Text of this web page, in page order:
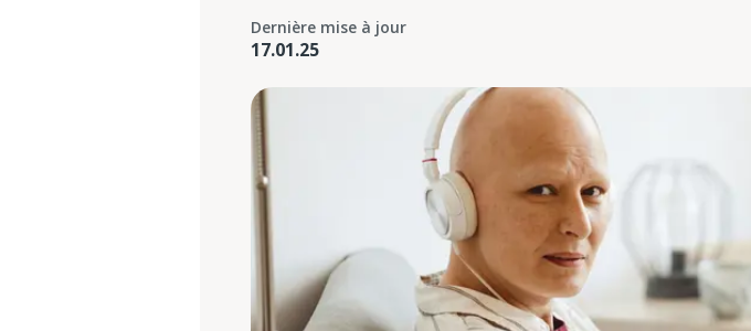
Dernière mise à jour
17.01.25